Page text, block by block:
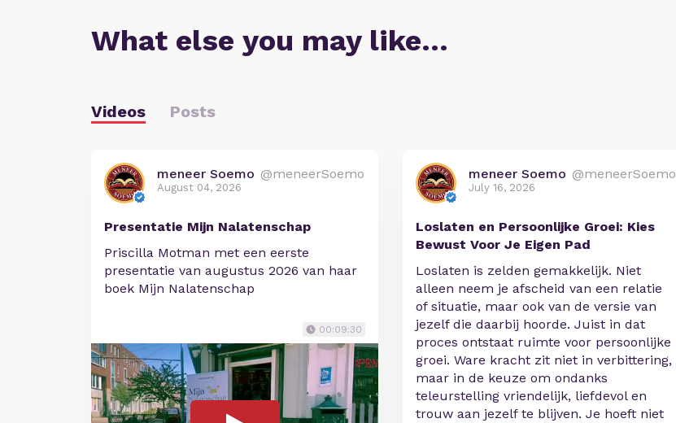
What else you may like…
Videos Posts
meneer Soemo @meneerSoemo
August 04, 2026
Presentatie Mijn Nalatenschap
Priscilla Motman met een eerste
presentatie van augustus 2026 van haar
boek Mijn Nalatenschap
00:09:30
meneer Soemo @meneerSoemo
July 16, 2026
Loslaten en Persoonlijke Groei: Kies
Bewust Voor Je Eigen Pad
Loslaten is zelden gemakkelijk. Niet
alleen neem je afscheid van een relatie
of situatie, maar ook van de versie van
jezelf die daarbij hoorde. Juist in dat
proces ontstaat ruimte voor persoonlijke
groei. Ware kracht zit niet in verbittering,
maar in de keuze om ondanks
teleurstelling vriendelijk, liefdevol en
trouw aan jezelf te blijven. Je hoeft niet